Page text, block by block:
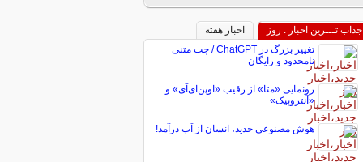
جذاب تـــرین اخبار : روز
اخبار هفته
تغییر بزرگ در ChatGPT / چت متنی
نامحدود و رایگان
رونمایی «متا» از رقیب «اوپن‌ای‌آی» و
«آنتروپیک»
هوش مصنوعی جدید، انسان از آب درآمد!